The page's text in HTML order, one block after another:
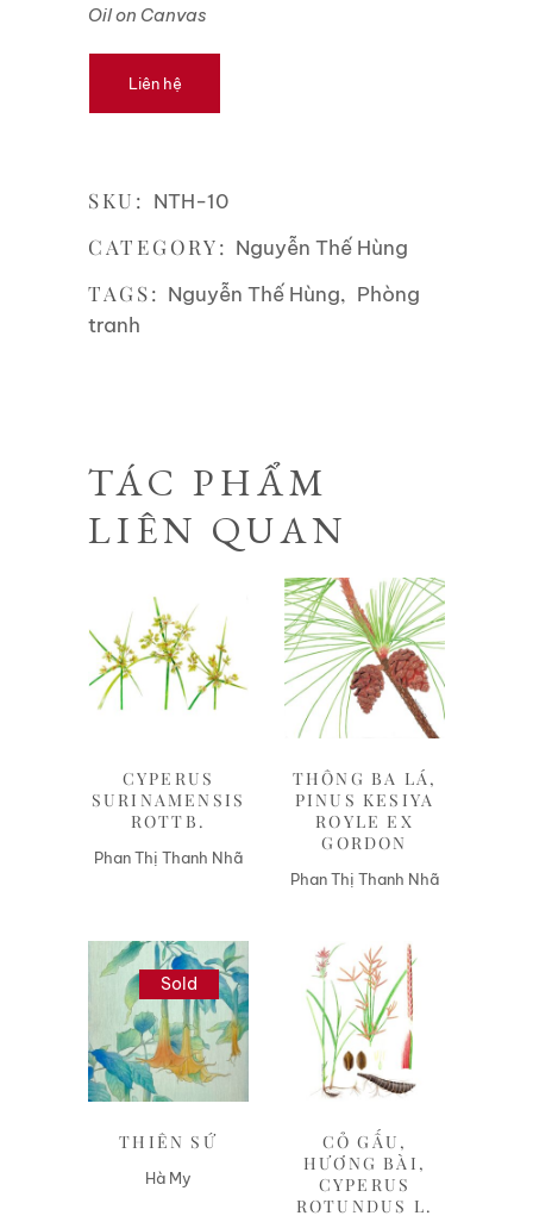
Oil on Canvas
Liên hệ
SKU: NTH-10
CATEGORY: Nguyễn Thế Hùng
TAGS: Nguyễn Thế Hùng, Phòng
tranh
TÁC PHẨM
LIÊN QUAN
Liên hệ
CYPERUS
SURINAMENSIS
ROTTB.
Phan Thị Thanh Nhã
Liên hệ
THÔNG BA LÁ,
PINUS KESIYA
ROYLE EX
GORDON
Phan Thị Thanh Nhã
Sold
Liên hệ
THIÊN SỨ
Hà My
Liên hệ
CỎ GẤU,
HƯƠNG BÀI,
CYPERUS
ROTUNDUS L.